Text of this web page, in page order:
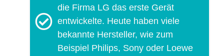
die Firma LG das erste Gerät
entwickelte. Heute haben viele
bekannte Hersteller, wie zum
Beispiel Philips, Sony oder Loewe